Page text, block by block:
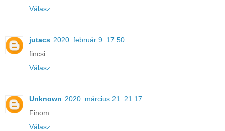
Válasz
jutacs 2020. február 9. 17:50
fincsi
Válasz
Unknown 2020. március 21. 21:17
Finom
Válasz